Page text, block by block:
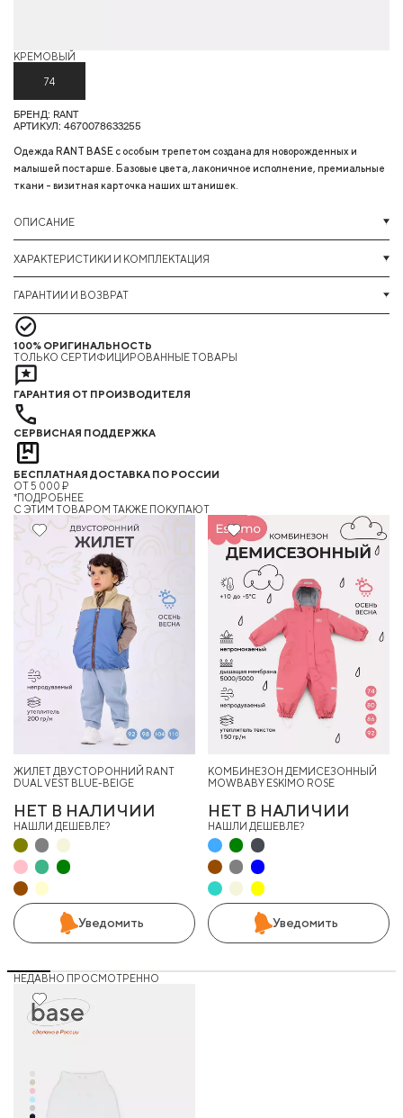
КРЕМОВЫЙ
74
БРЕНД: RANT
АРТИКУЛ: 4670078633255
Одежда RANT BASE с особым трепетом создана для новорожденных и
малышей постарше. Базовые цвета, лаконичное исполнение, премиальные
ткани - визитная карточка наших штанишек.
ОПИСАНИЕ
ХАРАКТЕРИСТИКИ И КОМПЛЕКТАЦИЯ
ГАРАНТИИ И ВОЗВРАТ
100% ОРИГИНАЛЬНОСТЬ
ТОЛЬКО СЕРТИФИЦИРОВАННЫЕ ТОВАРЫ
ГАРАНТИЯ ОТ ПРОИЗВОДИТЕЛЯ
СЕРВИСНАЯ ПОДДЕРЖКА
БЕСПЛАТНАЯ ДОСТАВКА ПО РОССИИ
ОТ 5 000 ₽
*ПОДРОБНЕЕ
C ЭТИМ ТОВАРОМ ТАКЖЕ ПОКУПАЮТ
25%
ЖИЛЕТ ДВУСТОРОННИЙ RANT
DUAL VEST BLUE-BEIGE
НЕТ В НАЛИЧИИ
НАШЛИ ДЕШЕВЛЕ?
Уведомить
28%
КОМБИНЕЗОН ДЕМИСЕЗОННЫЙ
MOWBABY ESKIMO ROSE
НЕТ В НАЛИЧИИ
НАШЛИ ДЕШЕВЛЕ?
Уведомить
НЕДАВНО ПРОСМОТРЕННО